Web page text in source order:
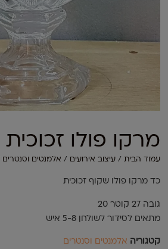
מרקו פולו זכוכית
עמוד הבית /עיצוב אירועים / אלמנטים וסנטרים
כד מרקו פולו שקוף זכוכית
גובה 27 קוטר 20
מתאים לסידור לשולחן 5-8 איש
קטגוריה אלמנטים וסנטרים